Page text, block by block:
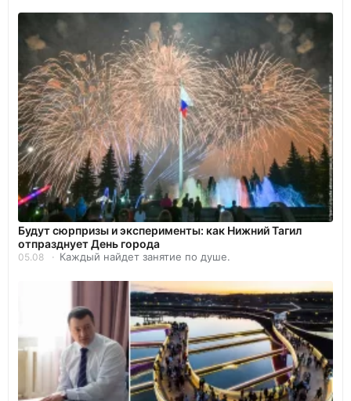
Будут сюрпризы и эксперименты: как Нижний Тагил
отпразднует День города
05.08 Каждый найдет занятие по душе.